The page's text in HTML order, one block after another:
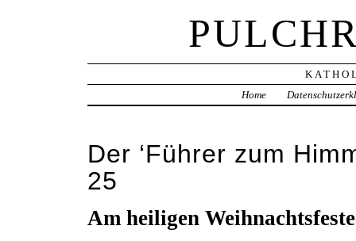
Home
Der ‘Führer zum
25
Am heiligen